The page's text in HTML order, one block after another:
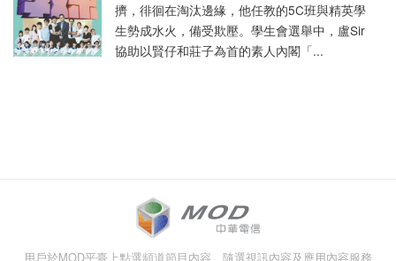
擠，徘徊在淘汰邊緣，他任教的5C班與精英學
生勢成水火，備受欺壓。學生會選舉中，盧Sir
協助以賢仔和莊子為首的素人內閣「...
用戶於MOD平臺上點選頻道節目內容、隨選視訊內容及應用內容服務